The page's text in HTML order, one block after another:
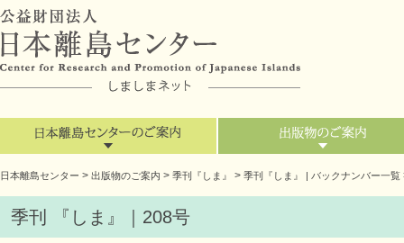
日本離島センター > 出版物のご案内 > 季刊『しま』 > 季刊『しま』 | バックナンバー一覧
季刊 『しま』｜208号